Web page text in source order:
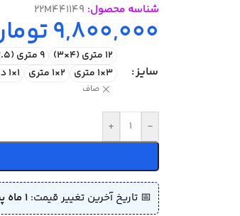
شناسه محصول: 22M441149
9,800,000
سایز
12 متری (4×3) 9 متری (3.5×2.5)
3×1 متری
2×1 متری 1×1 دایره
صاف
-
+
📅 تاریخ آخرین تغییر قیمت: 1 ماه پیش (1405/04/06)